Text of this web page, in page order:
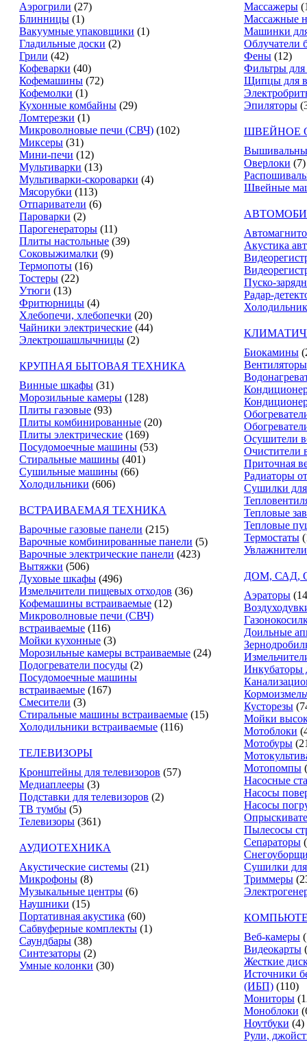
Аэрогрили (27)
Блинницы (1)
Вакуумные упаковщики (1)
Гладильные доски (2)
Грили (42)
Кофеварки (40)
Кофемашины (72)
Кофемолки (1)
Кухонные комбайны (29)
Ломтерезки (1)
Микроволновые печи (СВЧ) (102)
Миксеры (31)
Мини-печи (12)
Мультиварки (13)
Мультиварки-скороварки (4)
Мясорубки (113)
Отпариватели (6)
Пароварки (2)
Парогенераторы (11)
Плиты настольные (39)
Соковыжималки (9)
Термопоты (16)
Тостеры (22)
Утюги (13)
Фритюрницы (4)
Хлебопечи, хлебопечки (20)
Чайники электрические (44)
Электрошашлычницы (2)
КРУПНАЯ БЫТОВАЯ ТЕХНИКА
Винные шкафы (31)
Морозильные камеры (128)
Плиты газовые (93)
Плиты комбинированные (20)
Плиты электрические (169)
Посудомоечные машины (53)
Стиральные машины (401)
Сушильные машины (66)
Холодильники (606)
ВСТРАИВАЕМАЯ ТЕХНИКА
Варочные газовые панели (215)
Варочные комбинированные панели (5)
Варочные электрические панели (423)
Вытяжки (506)
Духовые шкафы (496)
Измельчители пищевых отходов (36)
Кофемашины встраиваемые (12)
Микроволновые печи (СВЧ)
встраиваемые (116)
Мойки кухонные (3)
Морозильные камеры встраиваемые (24)
Подогреватели посуды (2)
Посудомоечные машины
встраиваемые (167)
Смесители (3)
Стиральные машины встраиваемые (15)
Холодильники встраиваемые (116)
ТЕЛЕВИЗОРЫ
Кронштейны для телевизоров (57)
Медиаплееры (3)
Подставки для телевизоров (2)
ТВ тумбы (5)
Телевизоры (361)
АУДИОТЕХНИКА
Акустические системы (21)
Микрофоны (8)
Музыкальные центры (6)
Наушники (15)
Портативная акустика (60)
Сабвуферные комплекты (1)
Саундбары (38)
Синтезаторы (2)
Умные колонки (30)
Массажеры
Массажные
Машинки
Облучатели
Фены (12)
Фильтры
Щипцы для
Эпиляторы
ШВЕЙНОЕ
Оверлоки (7)
Швейные
Акустика
Пуско-
Радар-
Биокамины
Вентиляторы
Осушители
Очистители
Приточная
Радиаторы
Сушилки
Тепловые
Тепловые
Термостаты
ДОМ, САД,
Аэраторы
Доильные
Инкубаторы
Кусторезы
Мойки
Мотоблоки
Мотобуры
Мотопомпы
Насосные
Насосы
Насосы
Пылесосы
Сепараторы
Сушилки
Триммеры
Веб-камеры
Видеокарты
Жесткие
Источники
(ИБП) (110)
Мониторы
Моноблоки
Ноутбуки (4)
Рули,